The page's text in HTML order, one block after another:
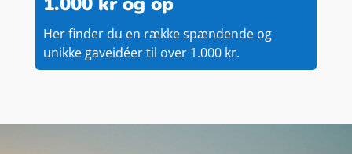
Her finder du en række spændende og
unikke gaveidéer til over 1.000 kr.